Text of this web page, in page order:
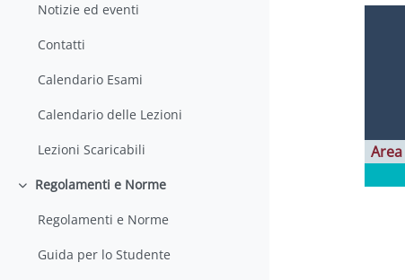
Notizie ed eventi
Contatti
Calendario Esami
Calendario delle Lezioni
Lezioni Scaricabili
Minimizza
Regolamenti e Norme
Regolamenti e Norme
Guida per lo Studente